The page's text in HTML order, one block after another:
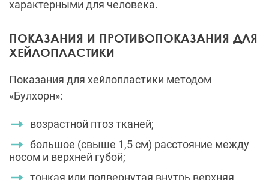
характерными для человека.
ПОКАЗАНИЯ И ПРОТИВОПОКАЗАНИЯ ДЛЯ
ХЕЙЛОПЛАСТИКИ
Показания для хейлопластики методом
«Булхорн»:
возрастной птоз тканей;
большое (свыше 1,5 см) расстояние между
носом и верхней губой;